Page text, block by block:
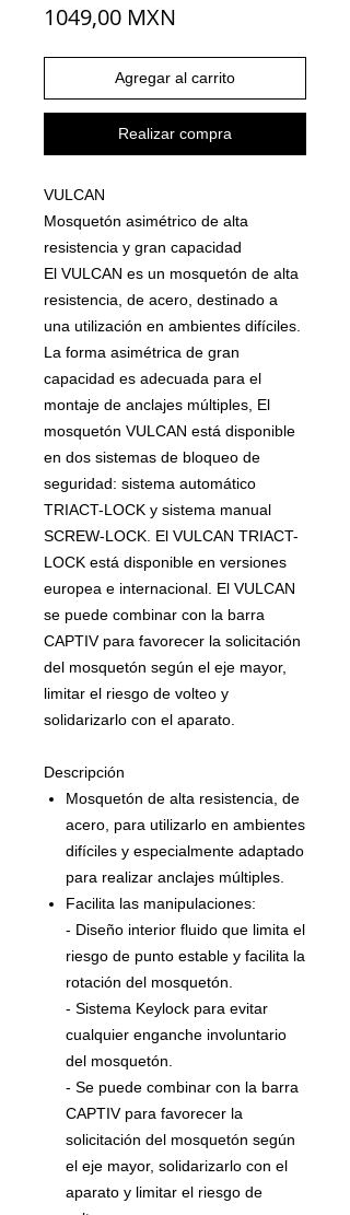
1049,00 MXN
Agregar al carrito
Realizar compra
VULCAN
Mosquetón asimétrico de alta
resistencia y gran capacidad
El VULCAN es un mosquetón de alta
resistencia, de acero, destinado a
una utilización en ambientes difíciles.
La forma asimétrica de gran
capacidad es adecuada para el
montaje de anclajes múltiples, El
mosquetón VULCAN está disponible
en dos sistemas de bloqueo de
seguridad: sistema automático
TRIACT-LOCK y sistema manual
SCREW-LOCK. El VULCAN TRIACT-
LOCK está disponible en versiones
europea e internacional. El VULCAN
se puede combinar con la barra
CAPTIV para favorecer la solicitación
del mosquetón según el eje mayor,
limitar el riesgo de volteo y
solidarizarlo con el aparato.
Descripción
Mosquetón de alta resistencia, de
acero, para utilizarlo en ambientes
difíciles y especialmente adaptado
para realizar anclajes múltiples.
Facilita las manipulaciones:
- Diseño interior fluido que limita el
riesgo de punto estable y facilita la
rotación del mosquetón.
- Sistema Keylock para evitar
cualquier enganche involuntario
del mosquetón.
- Se puede combinar con la barra
CAPTIV para favorecer la
solicitación del mosquetón según
el eje mayor, solidarizarlo con el
aparato y limitar el riesgo de